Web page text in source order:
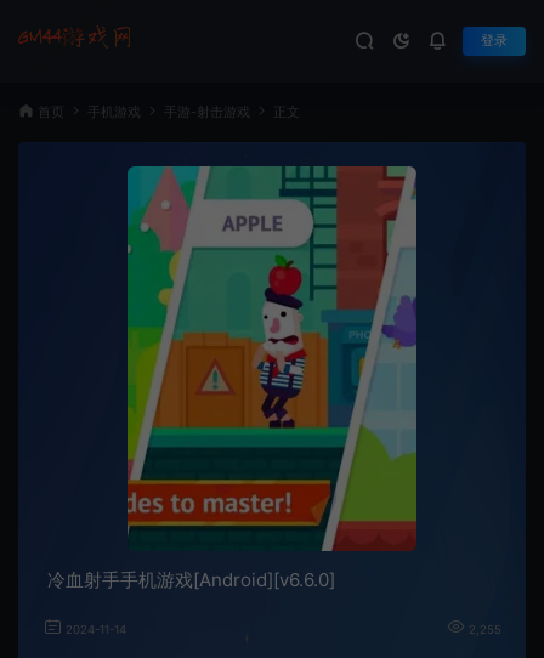
登录
首页 手机游戏 手游-射击游戏 正文
冷血射手手机游戏[Android][v6.6.0]
2024-11-14 2,255